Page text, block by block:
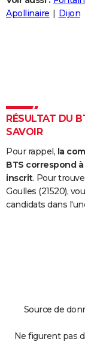
Destinations
City break
Voyage nature
Voyage de noces
Forum
Climat
+
PHOTO
Carte de Noël
Carte Bonne année
Carte Saint-Valentin
Carte Pâques
Carte d'anniversaire
DICTIONNAIRE
Dictionnaire
Biographies
Citations
Expressions
Proverbes
PROGRAMME TV
COPAINS D'AVANT
S'inscrire
Se connecter
Lycées
Collèges
Primaires
Universités
Entreprises
Service militaire
Avis de recherche
AVIS DE DÉCÈS
FORUM
Apollinaire
Dijon
RÉSULTAT DU
SAVOIR
Pour rappel, la
BTS correspond
inscrit. Pour
Goulles (21520),
candidats dans
Source de
Ne figurent pas